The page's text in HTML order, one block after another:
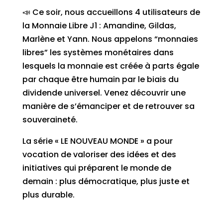
📣 Ce soir, nous accueillons 4 utilisateurs de
la Monnaie Libre J1 : Amandine, Gildas,
Marlène et Yann. Nous appelons “monnaies
libres” les systèmes monétaires dans
lesquels la monnaie est créée à parts égale
par chaque être humain par le biais du
dividende universel. Venez découvrir une
manière de s’émanciper et de retrouver sa
souveraineté.
La série « LE NOUVEAU MONDE » a pour
vocation de valoriser des idées et des
initiatives qui préparent le monde de
demain : plus démocratique, plus juste et
plus durable.